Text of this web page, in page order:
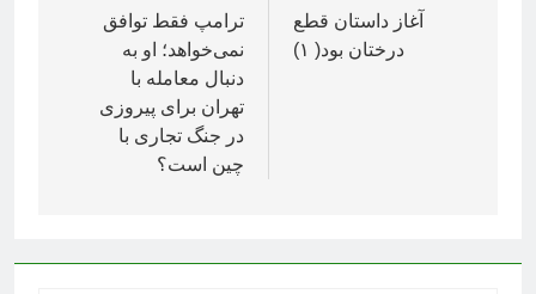
نوشتهآغاز داستان قطع
درختان بود( ۱)
ترامپ فقط توافق
نمی‌خواهد؛ او به
دنبال معامله با
تهران برای پیروزی
در جنگ تجاری با
چین است؟